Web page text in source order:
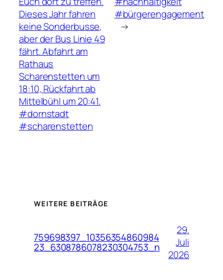
Dieses Jahr fahren
keine Sonderbusse,
aber der Bus Linie 49
fährt. Abfahrt am
Rathaus
Scharenstetten um
18:10, Rückfahrt ab
Mittelbühl um 20:41.
#dornstadt
#scharenstetten
#bürgerengagement
→
WEITERE BEITRÄGE
759698397_10356354860984
23_6308786078230304753_n
29.
Juli
2026